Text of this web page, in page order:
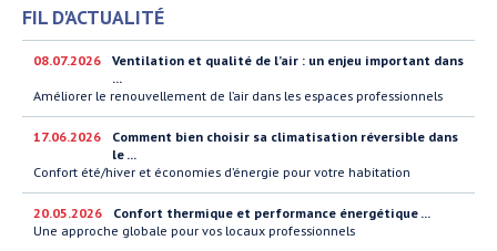
FIL D'ACTUALITÉ
08.07.2026
Ventilation et qualité de l’air : un enjeu important dans
...
Améliorer le renouvellement de l’air dans les espaces professionnels
17.06.2026
Comment bien choisir sa climatisation réversible dans
le ...
Confort été/hiver et économies d’énergie pour votre habitation
20.05.2026
Confort thermique et performance énergétique ...
Une approche globale pour vos locaux professionnels